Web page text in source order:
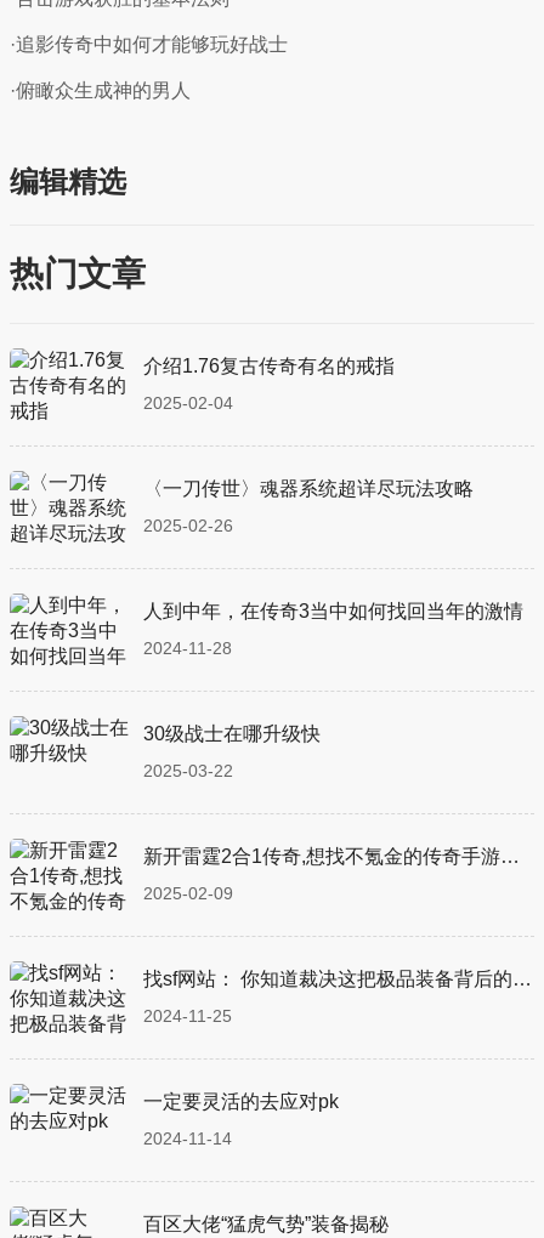
·追影传奇中如何才能够玩好战士
·俯瞰众生成神的男人
编辑精选
热门文章
介绍1.76复古传奇有名的戒指
2025-02-04
〈一刀传世〉魂器系统超详尽玩法攻略
2025-02-26
人到中年，在传奇3当中如何找回当年的激情
2024-11-28
30级战士在哪升级快
2025-03-22
新开雷霆2合1传奇,想找不氪金的传奇手游？传奇手游就相当于电脑端的私服？
2025-02-09
找sf网站： 你知道裁决这把极品装备背后的故事吗
2024-11-25
一定要灵活的去应对pk
2024-11-14
百区大佬“猛虎气势”装备揭秘